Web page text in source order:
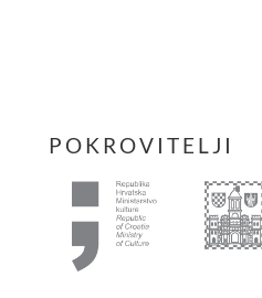
POKROVITELJI